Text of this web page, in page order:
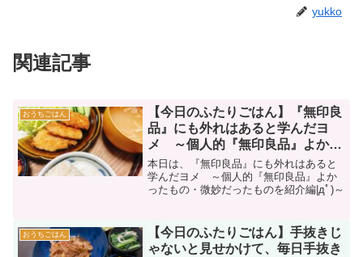
yukko
関連記事
おうちごはん
【今日のふたりごはん】『無印良
品』にも外れはあると学んだヨ
メ ～個人的『無印良品』よかっ
たもの・微妙だったものを紹介
編|дﾟ)～
本日は、『無印良品』にも外れはあると
学んだヨメ ～個人的『無印良品』よか
ったもの・微妙だったものを紹介編|дﾟ)～
おうちごはん
【今日のふたりごはん】手抜きじ
ゃないと見せかけて、毎日手抜き